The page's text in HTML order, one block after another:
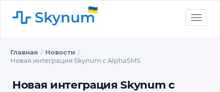
Toggle
Главная
Новости
Новая интеграция Skynum с AlphaSMS
Новая интеграция Skynum с